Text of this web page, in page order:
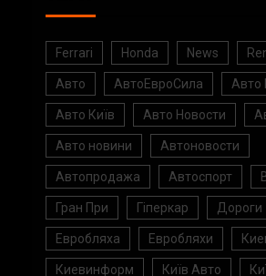
Ferrari Honda News
Авто АвтоЕвроСила Авто
Авто Київ Авто Новости
Авто новини Автоновости
Автопродажа Автоспорт
Гран При Гіперкар Дороги
Евробляха Евробляхи
Киевинформ Київ Авто